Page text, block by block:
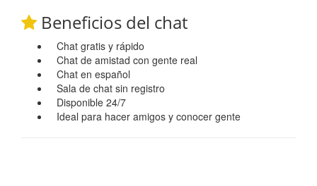
Beneficios del chat
Chat gratis y rápido
Chat de amistad con gente real
Chat en español
Sala de chat sin registro
Disponible 24/7
Ideal para hacer amigos y conocer gente